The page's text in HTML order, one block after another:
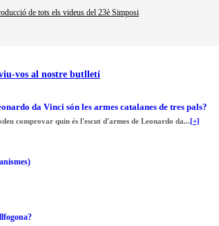
de tots els videus del 23è Simposi
vos al nostre butlletí
da Vinci són les armes catalanes de tres pals?
comprovar quin és l'escut d'armes de Leonardo da...[+]